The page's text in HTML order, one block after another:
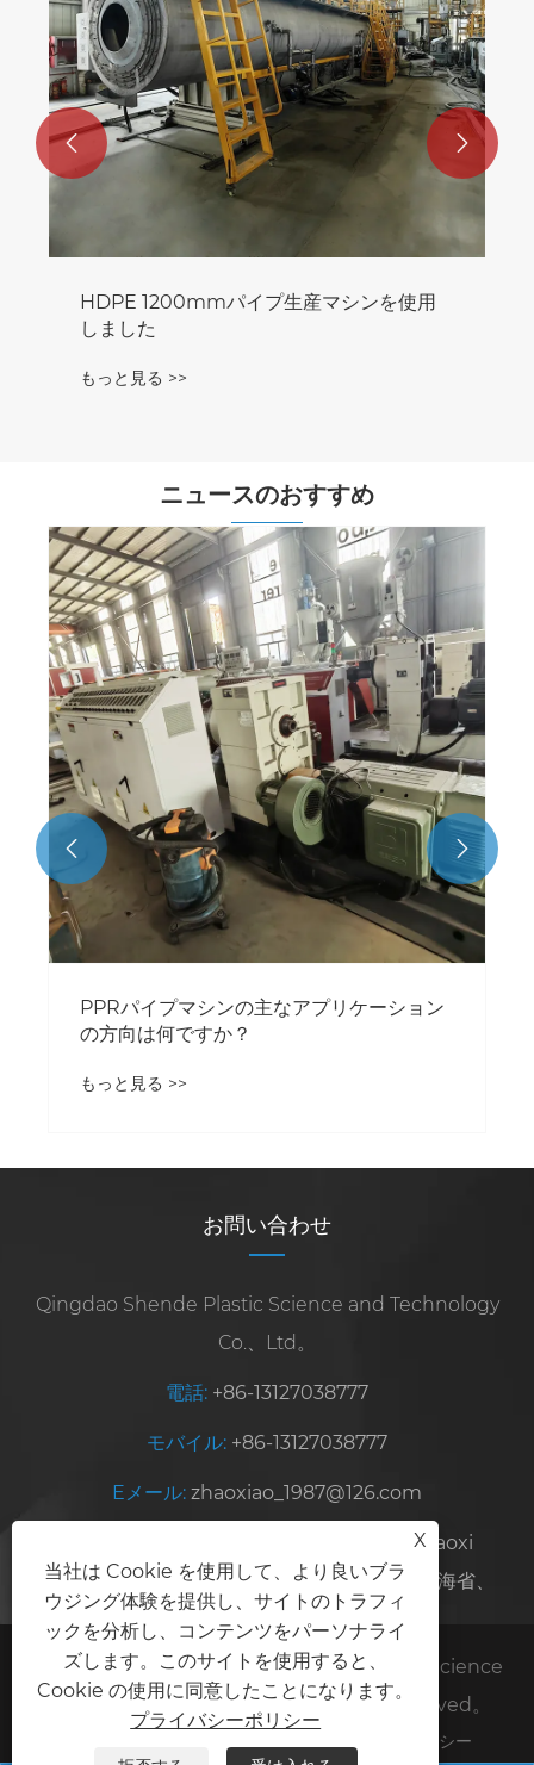
HDPE 1200mmパイプ生産マシンを使用
しました
もっと見る >>
 
ニュースのおすすめ
PPRパイプマシンの主なアプリケーション
の方向は何ですか？
もっと見る >>
 
お問い合わせ
Qingdao Shende Plastic Science and Technology
Co.、Ltd。
電話: +86-13127038777
モバイル: +86-13127038777
Eメール: zhaoxiao_1987@126.com
No. 68、Pingcheng West Road、Jiaoxi
Industrial Park、Jiaozhou、清ao市、中国上海省、
Copyright©2025 Qingdao Shende Plastic Science
and Technology Co.、Ltd。All rights reserved。
プライバシーポリシー
X
当社は Cookie を使用して、より良いブラ
ウジング体験を提供し、サイトのトラフィ
ックを分析し、コンテンツをパーソナライ
ズします。このサイトを使用すると、
Cookie の使用に同意したことになります。
プライバシーポリシー